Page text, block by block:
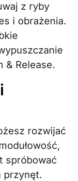
z ryby
i obrażenia.
& Release.
rozwijać
spróbować
przynęt.